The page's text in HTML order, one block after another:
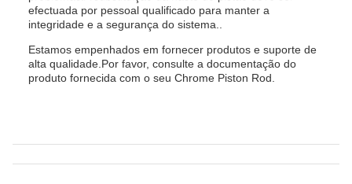
efectuada por pessoal qualificado para manter a
integridade e a segurança do sistema..
Estamos empenhados em fornecer produtos e suporte de
alta qualidade.Por favor, consulte a documentação do
produto fornecida com o seu Chrome Piston Rod.